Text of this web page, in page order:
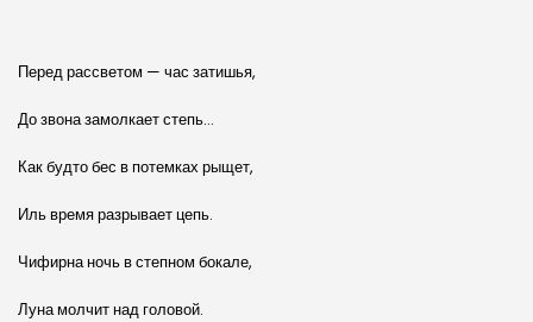
Перед рассветом — час затишья,
До звона замолкает степь…
Как будто бес в потемках рыщет,
Иль время разрывает цепь.
Чифирна ночь в степном бокале,
Луна молчит над головой.